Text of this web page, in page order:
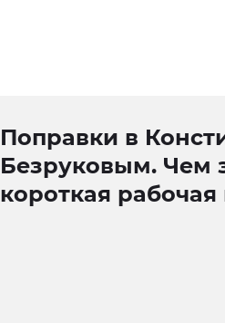
Поправки в
Безруковым. Чем
короткая рабочая